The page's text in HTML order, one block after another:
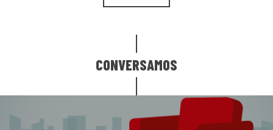
CONVERSAMOS